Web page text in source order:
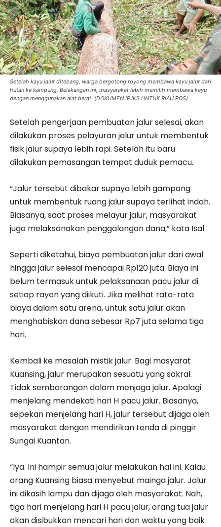
Setelah kayu jalur ditebang, warga bergotong royong membawa kayu jalur dari
hutan ke kampung. Belakangan ini, masyarakat lebih memilih membawa kayu
dengan menggunakan alat berat. (DOKUMEN IPJKS UNTUK RIAU POS)
Setelah pengerjaan pembuatan jalur se­lesai, akan
dilakukan proses pelayuran jalur untuk membentuk
fisik jalur supaya lebih rapi. Setelah itu baru
dilakukan pemasangan tempat duduk pemacu.
“Jalur tersebut dibakar supaya lebih gampang
untuk membentuk ruang jalur supaya terlihat indah.
Biasanya, saat proses melayur jalur, masyarakat
juga melaksanakan penggalangan dana,” kata Isal.
Seperti diketahui, biaya pembuatan jalur dari awal
hingga jalur selesai mencapai Rp120 juta. Biaya ini
belum termasuk untuk pelaksanaan pacu jalur di
setiap rayon yang diikuti. Jika melihat rata-rata
biaya dalam satu arena, untuk satu jalur akan
menghabiskan dana sebesar Rp7 juta selama tiga
hari.
Kembali ke masalah mistik jalur. Bagi masyarat
Kuansing, jalur merupakan sesuatu yang sakral.
Tidak sembarangan dalam menjaga jalur. Apalagi
menjelang mendekati hari H pacu jalur. Biasanya,
sepekan menjelang hari H, jalur tersebut dijaga oleh
masyarakat dengan mendirikan tenda di pinggir
Sungai Kuantan.
“Iya. Ini hampir semua jalur melakukan hal ini. Kalau
orang Kuansing biasa menyebut mainga jalur. Jalur
ini dikasih lampu dan dijaga oleh masyarakat. Nah,
tiga hari menjelang hari H pacu jalur, orang tua jalur
akan disibukkan mencari hari dan waktu yang baik